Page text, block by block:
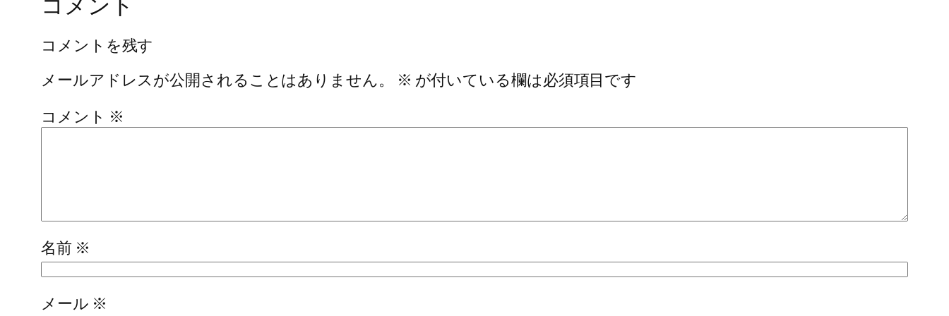
コメントを残す
メールアドレスが公開されることはありません。
※ が付いている欄は必須項目です
コメント ※
名前 ※
メール ※